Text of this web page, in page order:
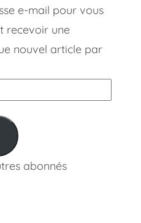
e-mail pour vous
recevoir une
nouvel article par
abonnés